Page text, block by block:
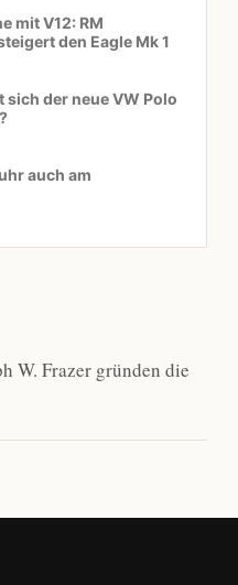
mit V12: RM
den Eagle Mk 1
sich der neue VW Polo
auch am
W. Frazer gründen die